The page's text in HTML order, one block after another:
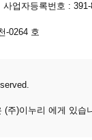
업자등록번호 : 391-
-0264 호
(주)이누리 에게 있습